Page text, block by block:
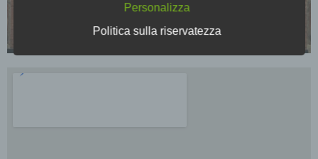
direttamente o indirettamente, in particolare
mediante riferimento ad un identificatore
quale il nome, un numero di identificazione,
un dato identificativo, un dato relativo
Personalizza
Politica sulla riservatezza